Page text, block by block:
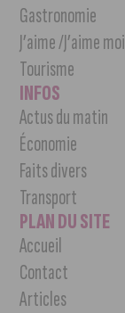
Gastronomie
J’aime /J’aime
Tourisme
INFOS
Actus du matin
Économie
Faits divers
Transport
PLAN DU SITE
Accueil
Contact
Articles